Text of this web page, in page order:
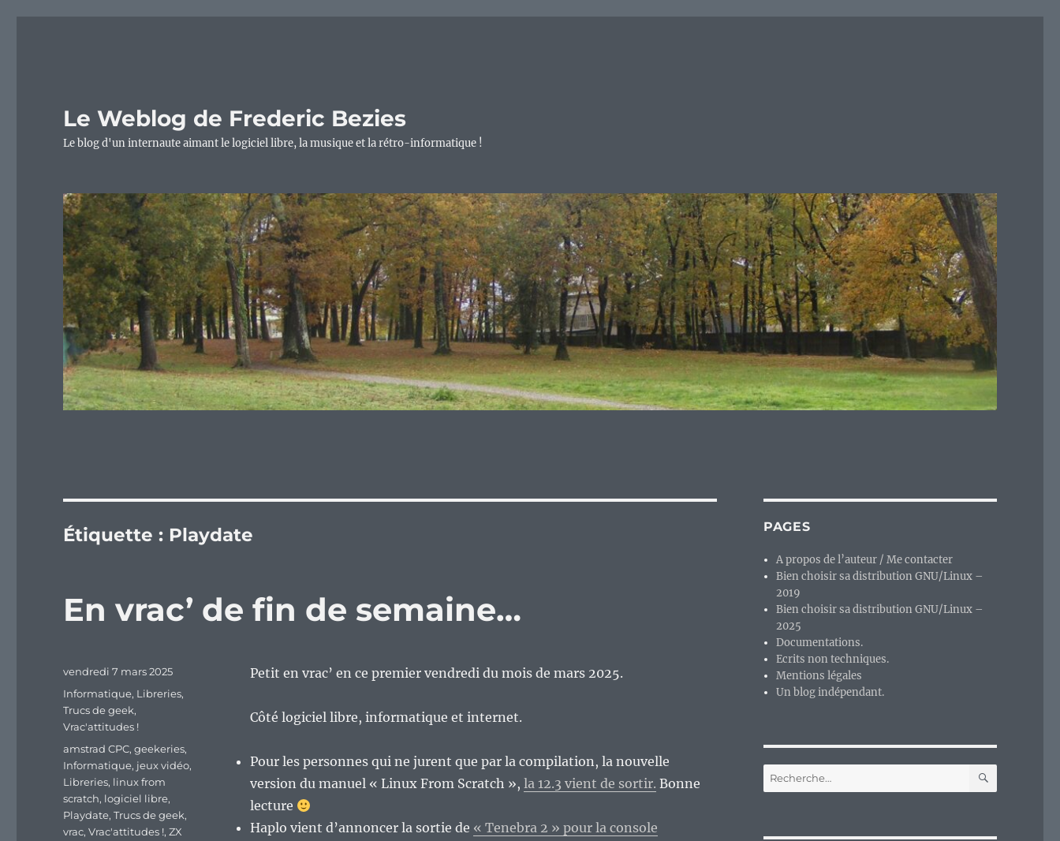
Le Weblog de Frederic Bezies
Le blog d'un internaute aimant le logiciel libre, la musique et la rétro-informatique !
Étiquette : Playdate
En vrac’ de fin de semaine…
Petit en vrac’ en ce premier vendredi du mois de mars 2025.
Côté logiciel libre, informatique et internet.
Pour les personnes qui ne jurent que par la compilation, la nouvelle
version du manuel « Linux From Scratch », la 12.3 vient de sortir. Bonne
lecture
Haplo vient d’annoncer la sortie de « Tenebra 2 » pour la console
Publié
vendredi 7 mars 2025
Catégories
Informatique, Libreries,
Trucs de geek,
Vrac'attitudes !
Étiquettes
amstrad CPC,geekeries,
Informatique, jeux vidéo,
Libreries, linux from
scratch, logiciel libre,
Playdate,Trucs de geek,
vrac,Vrac'attitudes !,ZX
PAGES
A propos de l’auteur / Me contacter
Bien choisir sa distribution GNU/Linux –
2019
Bien choisir sa distribution GNU/Linux –
2025
Documentations.
Ecrits non techniques.
Mentions légales
Un blog indépendant.
Recherche
pour :